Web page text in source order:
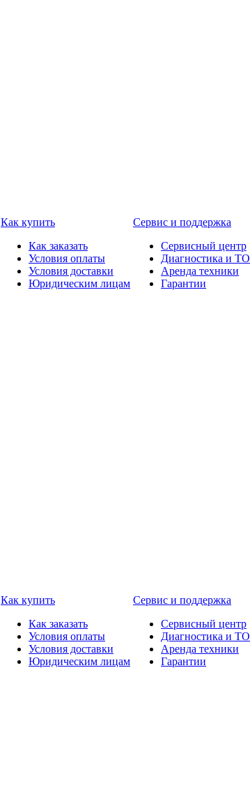
Как купить
Как заказать
Условия оплаты
Условия доставки
Юридическим лицам
Сервис и поддержка
Сервисный центр
Диагностика и ТО
Аренда техники
Гарантии
Как купить
Как заказать
Условия оплаты
Условия доставки
Юридическим лицам
Сервис и поддержка
Сервисный центр
Диагностика и ТО
Аренда техники
Гарантии